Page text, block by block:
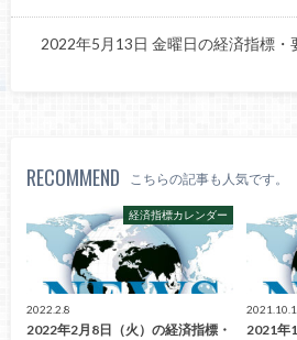
2022年5月13日 金曜日の経済指標・
RECOMMEND こちらの記事も人気です。
経済指標カレンダー
2022.2.8
2022年2月8日（火）の経済指標・
2021年